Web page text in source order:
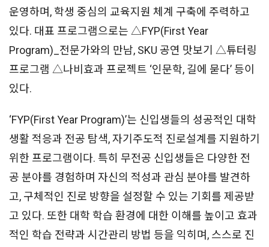
운영하며, 학생 중심의 교육지원 체계 구축에 주력하고
있다. 대표 프로그램으로는 △FYP(First Year
Program)_전문가와의 만남, SKU 공연 맛보기 △튜터링
프로그램 △나비효과 프로젝트 ‘인문학, 길에 묻다’ 등이
있다.
‘FYP(First Year Program)’는 신입생들의 성공적인 대학
생활 적응과 전공 탐색, 자기주도적 진로설계를 지원하기
위한 프로그램이다. 특히 무전공 신입생들은 다양한 전
공 분야를 경험하며 자신의 적성과 관심 분야를 발견하
고, 구체적인 진로 방향을 설정할 수 있는 기회를 제공받
고 있다. 또한 대학 학습 환경에 대한 이해를 높이고 효과
적인 학습 전략과 시간관리 방법 등을 익히며, 스스로 진